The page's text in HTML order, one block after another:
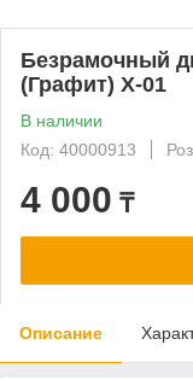
Безрамочный
(Графит) X-01
В наличии
Код: 40000913
4 000 ₸
Описание